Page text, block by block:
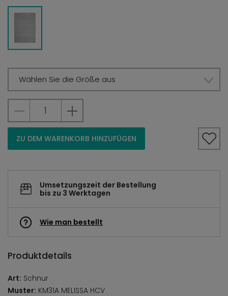
Wählen Sie die Größe aus
ZU DEM WARENKORB HINZUFÜGEN
Umsetzungszeit der Bestellung
bis zu 3 Werktagen
Wie man bestellt
Produktdetails
Art: Schnur
Muster: KM31A MELISSA HCV